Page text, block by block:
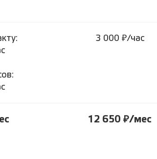
3 000 ₽/час
12 650 ₽/мес